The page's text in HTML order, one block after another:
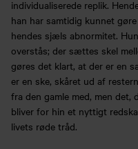
individualiserede replik.
han har samtidig kunnet
hendes sjæls abnormitet.
overstås; der sættes skel
gøres det klart, at der er en
er en ske, skåret ud af
fra den gamle med, men
bliver for hin et nyttigt
livets røde tråd.